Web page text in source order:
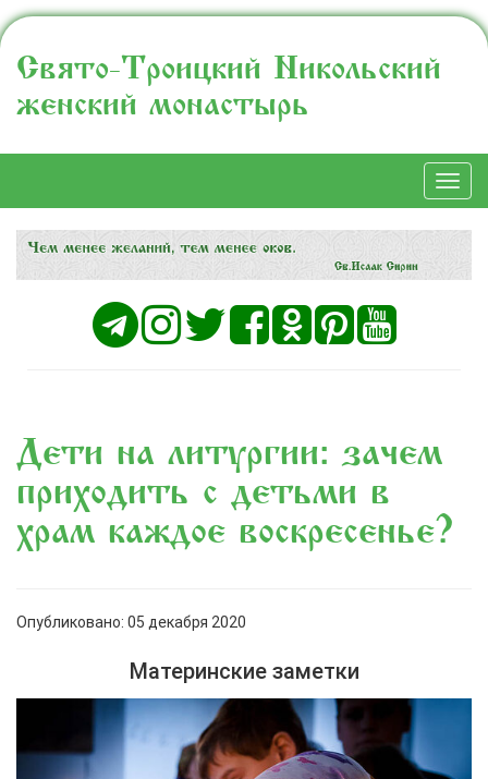
Свято-Троицкий Никольский
женский монастырь
Дети на литургии: зачем
приходить с детьми в
храм каждое воскресенье?
Опубликовано: 05 декабря 2020
Материнские заметки